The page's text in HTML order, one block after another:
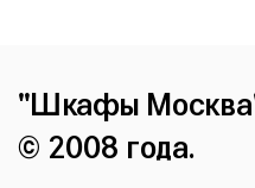
"Шкафы
© 2008 года.